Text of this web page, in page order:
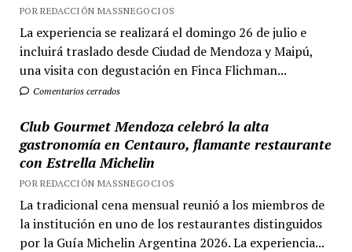
POR REDACCIÓN MASSNEGOCIOS
La experiencia se realizará el domingo 26 de julio e
incluirá traslado desde Ciudad de Mendoza y Maipú,
una visita con degustación en Finca Flichman...
Comentarios cerrados
Club Gourmet Mendoza celebró la alta
gastronomía en Centauro, flamante restaurante
con Estrella Michelin
POR REDACCIÓN MASSNEGOCIOS
La tradicional cena mensual reunió a los miembros de
la institución en uno de los restaurantes distinguidos
por la Guía Michelin Argentina 2026. La experiencia...